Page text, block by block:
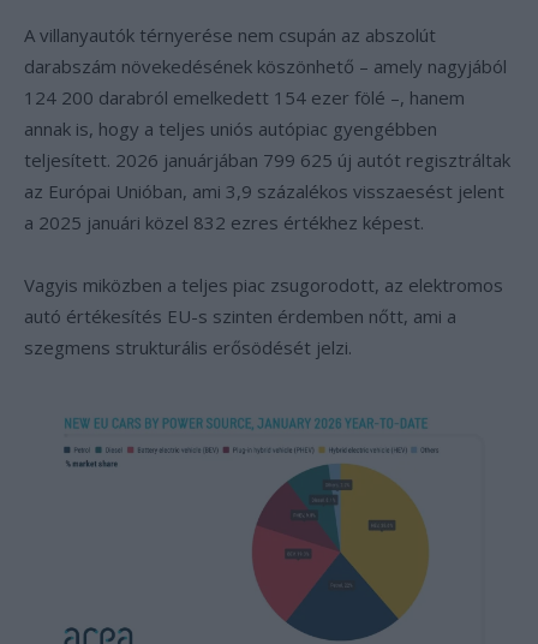
A villanyautók térnyerése nem csupán az abszolút
darabszám növekedésének köszönhető – amely nagyjából
124 200 darabról emelkedett 154 ezer fölé –, hanem
annak is, hogy a teljes uniós autópiac gyengébben
teljesített. 2026 januárjában 799 625 új autót regisztráltak
az Európai Unióban, ami 3,9 százalékos visszaesést jelent
a 2025 januári közel 832 ezres értékhez képest.
Vagyis miközben a teljes piac zsugorodott, az elektromos
autó értékesítés EU-s szinten érdemben nőtt, ami a
szegmens strukturális erősödését jelzi.